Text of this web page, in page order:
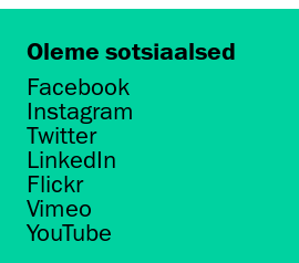
Oleme sotsiaalsed
Facebook
Instagram
Twitter
LinkedIn
Flickr
Vimeo
YouTube